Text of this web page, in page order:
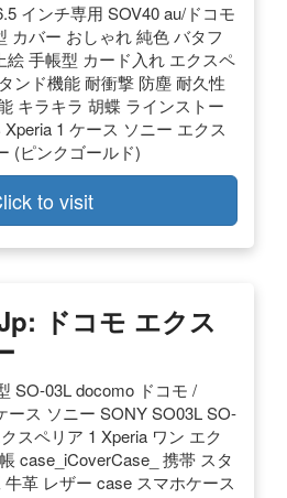
インチ専用 SOV40 au/ドコモ
カバー おしゃれ 純色 バタフ
絵 手帳型 カード入れ エクスペ
ンド機能 耐衝撃 防塵 耐久性
キラキラ 胡蝶 ラインストー
1 ケース ソニー エクス
(ピンクゴールド)
to visit
ドコモ エクス
SO-03L docomo ドコモ /
ース ソニー SONY SO03L SO-
スペリア 1 Xperia ワン エク
case_iCoverCase_ 携帯 スタ
革 レザー case スマホケース